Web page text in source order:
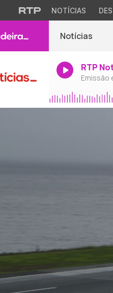
NOTÍCIAS
Notícias
RTP
Emissão